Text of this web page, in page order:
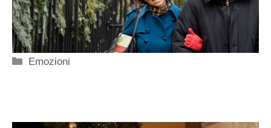
Categorie
Emozioni